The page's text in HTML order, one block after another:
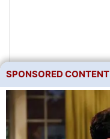
SPONSORED CONTENT